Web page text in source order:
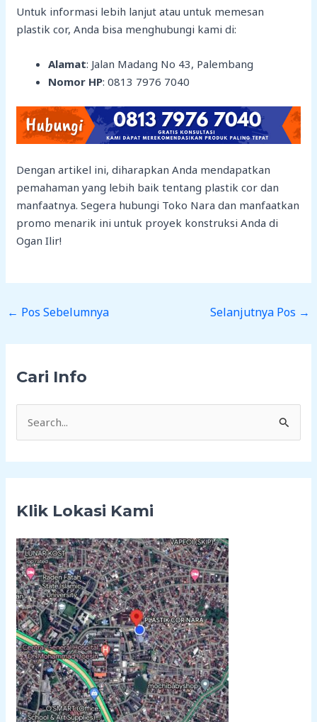
Untuk informasi lebih lanjut atau untuk memesan
plastik cor, Anda bisa menghubungi kami di:
Alamat: Jalan Madang No 43, Palembang
Nomor HP: 0813 7976 7040
Dengan artikel ini, diharapkan Anda mendapatkan
pemahaman yang lebih baik tentang plastik cor dan
manfaatnya. Segera hubungi Toko Nara dan manfaatkan
promo menarik ini untuk proyek konstruksi Anda di
Ogan Ilir!
← Pos Sebelumnya Selanjutnya Pos →
Cari Info
u
t
u
k
:
Klik Lokasi Kami